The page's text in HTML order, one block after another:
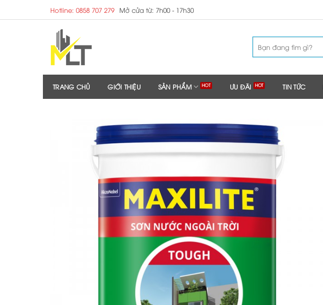
to
Hotline: 0858 707 279 Mở cửa từ: 7h00 - 17h30
kiếm:
TRANG CHỦ GIỚI THIỆU SẢN PHẨM ƯU ĐÃI TIN TỨC